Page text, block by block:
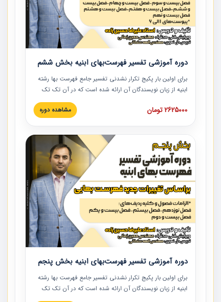
دوره آموزشی تفسیر فهرست‌بهای ابنیه بخش ششم
برای اولین بار پکیج تکرار نشدنی تفسیر جامع فهرست بها رشته
ابنیه از زبان نویسندگان آن ارائه شده است که در آن تک تک
ردیف ها و مطالب فهرست بها تفسیر و ارائه شده است. این
دوره به صورت کامل تصویری بوده و به همراه تصاویر عملیات
دوره با کلام مهندس علیرضاحسین‌زاده مدیر پروژه مهندسی
مشاور در امر بازنگری فهرست بها رشته ابنیه ارائه شده و به تمام
همکارانی که در حوزه صنعت ساخت در حال فعالیت هستند حتما
توصیه می کنیم از مطالب این دوره استفاده نمایند.
2625000 تومان مشاهده دوره
دوره آموزشی تفسیر فهرست‌بهای ابنیه بخش پنجم
برای اولین بار پکیج تکرار نشدنی تفسیر جامع فهرست بها رشته
ابنیه از زبان نویسندگان آن ارائه شده است که در آن تک تک
ردیف ها و مطالب فهرست بها تفسیر و ارائه شده است. این